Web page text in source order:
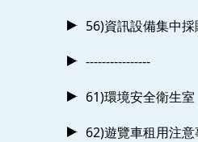
56)資訊設備集中
----------------
61)環境安全衛生室
62)遊覽車租用注